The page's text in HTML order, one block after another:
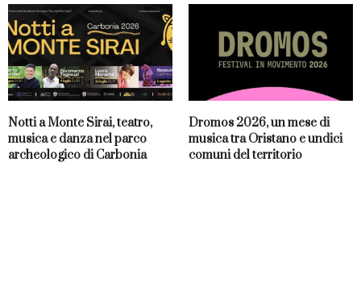
Notti a Monte Sirai, teatro,
musica e danza nel parco
archeologico di Carbonia
Dromos 2026, un mese di
musica tra Oristano e undici
comuni del territorio